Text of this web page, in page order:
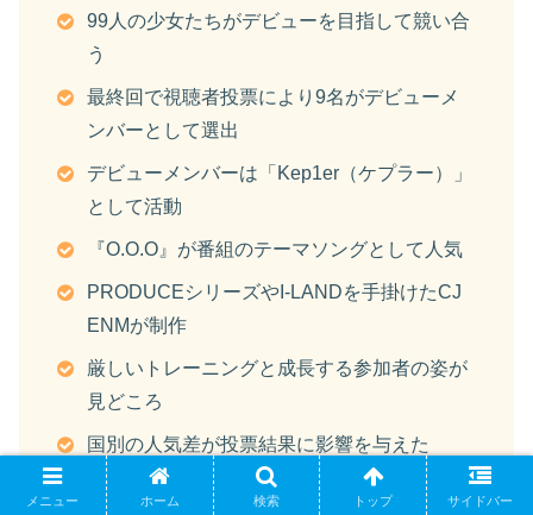
99人の少女たちがデビューを目指して競い合
う
最終回で視聴者投票により9名がデビューメ
ンバーとして選出
デビューメンバーは「Kep1er（ケプラー）」
として活動
『O.O.O』が番組のテーマソングとして人気
PRODUCEシリーズやI-LANDを手掛けたCJ
ENMが制作
厳しいトレーニングと成長する参加者の姿が
見どころ
国別の人気差が投票結果に影響を与えた
感動的なパフォーマンスとドラマチックな展
メニュー ホーム 検索 トップ サイドバー